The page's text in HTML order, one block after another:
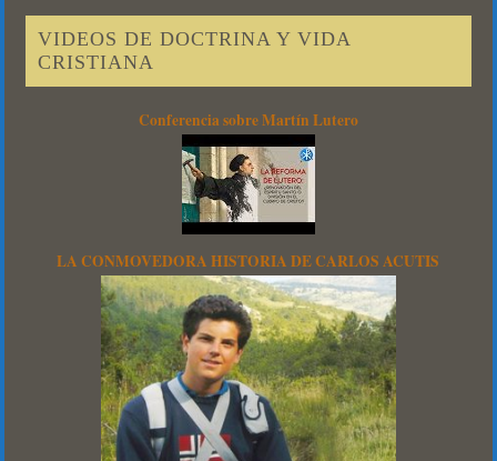
VIDEOS DE DOCTRINA Y VIDA
CRISTIANA
Conferencia sobre Martín Lutero
LA CONMOVEDORA HISTORIA DE CARLOS ACUTIS